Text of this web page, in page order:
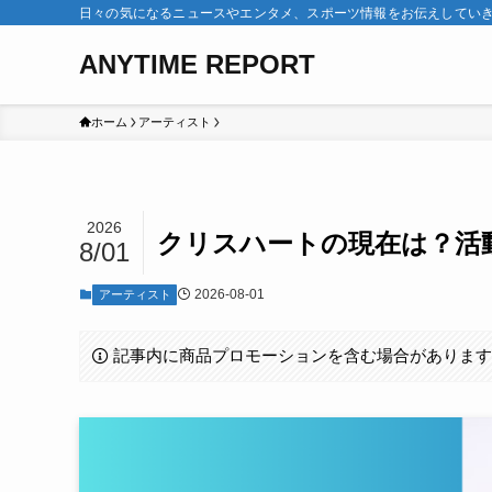
日々の気になるニュースやエンタメ、スポーツ情報をお伝えしてい
ANYTIME REPORT
ホーム アーティスト
クリスハートの現在は？
2026
8/01
アーティスト 2026-08-01
記事内に商品プロモーションを含む場合がありま